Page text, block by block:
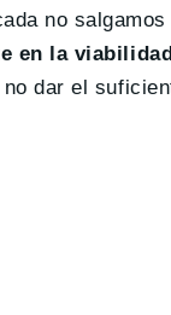
no
en la
dar el